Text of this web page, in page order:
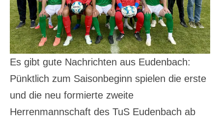
Es gibt gute Nachrichten aus Eudenbach:
Pünktlich zum Saisonbeginn spielen die erste
und die neu formierte zweite
Herrenmannschaft des TuS Eudenbach ab